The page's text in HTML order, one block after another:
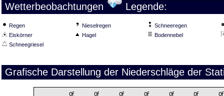
Wetterbeobachtungen Legende:
Regen Nieselregen
Schneeregen
Eiskörner
Hagel
Bodennebel
Schneegriesel
Grafische Darstellung der Niederschläge der